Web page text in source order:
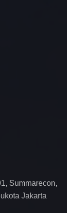
Summarecon,
Jakarta